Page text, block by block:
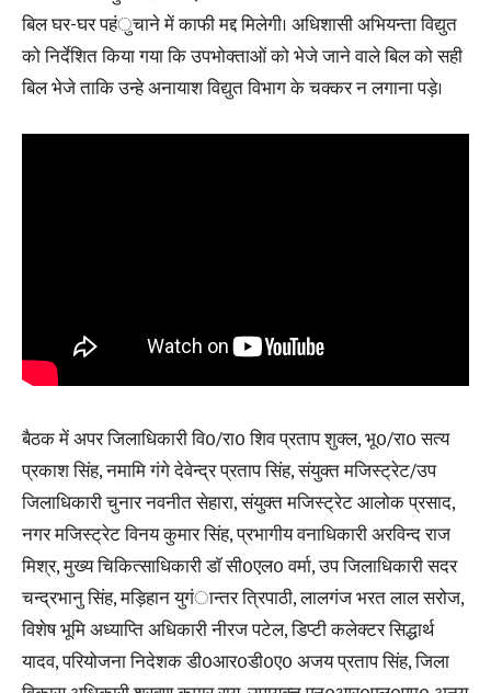
बिल घर-घर पहंुचाने में काफी मद्द मिलेगी। अधिशासी अभियन्ता विद्युत
को निर्देशित किया गया कि उपभोक्ताओं को भेजे जाने वाले बिल को सही
बिल भेजे ताकि उन्हे अनायाश विद्युत विभाग के चक्कर न लगाना पड़े।
बैठक में अपर जिलाधिकारी वि0/रा0 शिव प्रताप शुक्ल, भू0/रा0 सत्य
प्रकाश सिंह, नमामि गंगे देवेन्द्र प्रताप सिंह, संयुक्त मजिस्ट्रेट/उप
जिलाधिकारी चुनार नवनीत सेहारा, संयुक्त मजिस्ट्रेट आलोक प्रसाद,
नगर मजिस्ट्रेट विनय कुमार सिंह, प्रभागीय वनाधिकारी अरविन्द राज
मिश्र, मुख्य चिकित्साधिकारी डाॅ सी0एल0 वर्मा, उप जिलाधिकारी सदर
चन्द्रभानु सिंह, मड़िहान युगंान्तर त्रिपाठी, लालगंज भरत लाल सरोज,
विशेष भूमि अध्याप्ति अधिकारी नीरज पटेल, डिप्टी कलेक्टर सिद्धार्थ
यादव, परियोजना निदेशक डी0आर0डी0ए0 अजय प्रताप सिंह, जिला